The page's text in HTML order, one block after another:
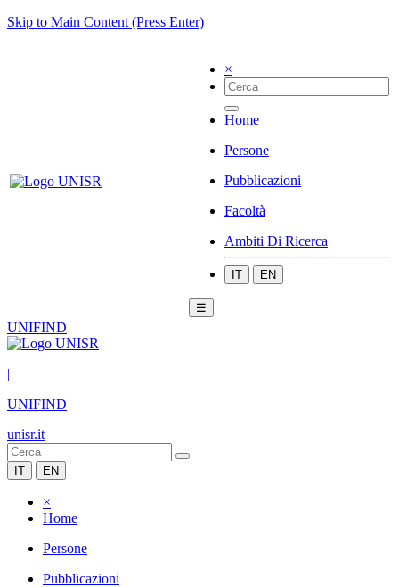
Skip to Main Content (Press Enter)
×
Home
Persone
Pubblicazioni
Facoltà
Ambiti Di Ricerca
IT EN
☰
UNIFIND
|
UNIFIND
unisr.it
IT EN
×
Home
Persone
Pubblicazioni